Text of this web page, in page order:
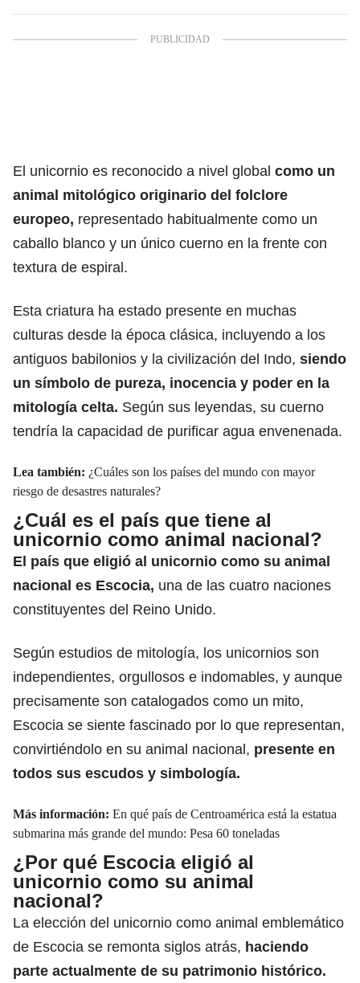
El unicornio es reconocido a nivel global como un
animal mitológico originario del folclore
europeo, representado habitualmente como un
caballo blanco y un único cuerno en la frente con
textura de espiral.
Esta criatura ha estado presente en muchas
culturas desde la época clásica, incluyendo a los
antiguos babilonios y la civilización del Indo, siendo
un símbolo de pureza, inocencia y poder en la
mitología celta. Según sus leyendas, su cuerno
tendría la capacidad de purificar agua envenenada.
Lea también: ¿Cuáles son los países del mundo con mayor
riesgo de desastres naturales?
¿Cuál es el país que tiene al
unicornio como animal nacional?
El país que eligió al unicornio como su animal
nacional es Escocia, una de las cuatro naciones
constituyentes del Reino Unido.
Según estudios de mitología, los unicornios son
independientes, orgullosos e indomables, y aunque
precisamente son catalogados como un mito,
Escocia se siente fascinado por lo que representan,
convirtiéndolo en su animal nacional, presente en
todos sus escudos y simbología.
Más información: En qué país de Centroamérica está la estatua
submarina más grande del mundo: Pesa 60 toneladas
¿Por qué Escocia eligió al
unicornio como su animal
nacional?
La elección del unicornio como animal emblemático
de Escocia se remonta siglos atrás, haciendo
parte actualmente de su patrimonio histórico.